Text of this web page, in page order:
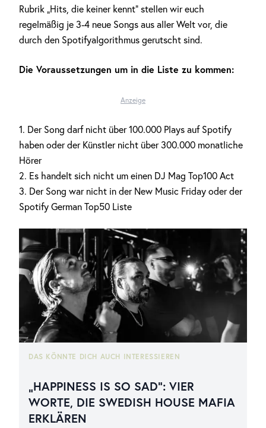
Rubrik „Hits, die keiner kennt“ stellen wir euch
regelmäßig je 3-4 neue Songs aus aller Welt vor, die
durch den Spotifyalgorithmus gerutscht sind.
Die Voraussetzungen um in die Liste zu kommen:
Anzeige
1. Der Song darf nicht über 100.000 Plays auf Spotify
haben oder der Künstler nicht über 300.000 monatliche
Hörer
2. Es handelt sich nicht um einen DJ Mag Top100 Act
3. Der Song war nicht in der New Music Friday oder der
Spotify German Top50 Liste
DAS KÖNNTE DICH AUCH INTERESSIEREN
„HAPPINESS IS SO SAD“: VIER
WORTE, DIE SWEDISH HOUSE MAFIA
ERKLÄREN